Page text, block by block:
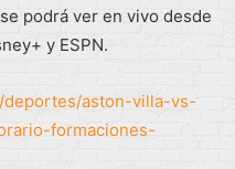
podrá ver en vivo desde
y ESPN.
deportes/aston-villa-vs-
formaciones-